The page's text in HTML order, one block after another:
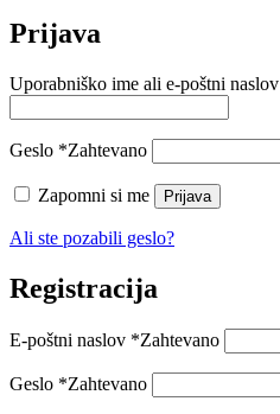
Prijava
Uporabniško ime ali e-poštni naslov
Geslo *Zahtevano
Zapomni si me Prijava
Ali ste pozabili geslo?
Registracija
E-poštni naslov *Zahtevano
Geslo *Zahtevano